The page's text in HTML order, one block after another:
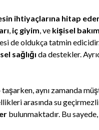
ihtiyaçlarına hitap
, iç giyim, ve kişisel
de oldukça tatmin
sağlığı da destekler.
aynı zamanda
arasında su
bulunmaktadır. Bu